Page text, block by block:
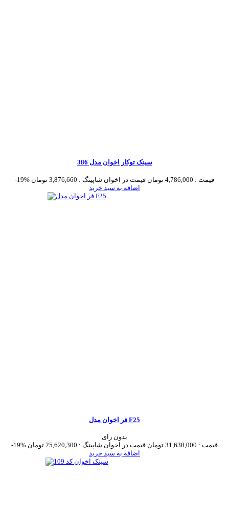
سینک توکار اخوان مدل 386
-19% قیمت : 4,786,000 تومان قیمت در اخوان شاپینگ : 3,876,660 تومان
اضافه به سبد خرید
فر اخوان مدل F25
بدون رای
-19%
قیمت : 31,630,000 تومان قیمت در اخوان شاپینگ : 25,620,300 تومان
اضافه به سبد خرید